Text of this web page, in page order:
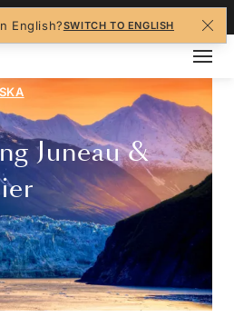
English?SWITCH TO ENGLISH
Juneau &